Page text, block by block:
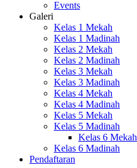
Events
Galeri
Kelas 1 Mekah
Kelas 1 Madinah
Kelas 2 Mekah
Kelas 2 Madinah
Kelas 3 Mekah
Kelas 3 Madinah
Kelas 4 Mekah
Kelas 4 Madinah
Kelas 5 Mekah
Kelas 5 Madinah
Kelas 6 Mekah
Kelas 6 Madinah
Pendaftaran